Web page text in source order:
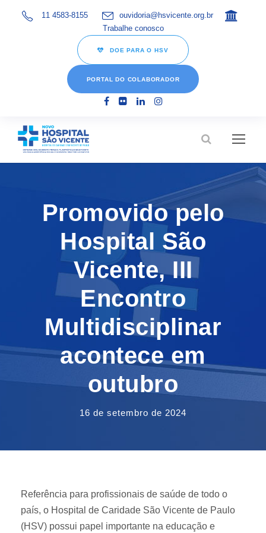
11 4583-8155
ouvidoria@hsvicente.org.br
Trabalhe conosco
DOE PARA O HSV
PORTAL DO COLABORADOR
Promovido pelo
Hospital São
Vicente, III
Encontro
Multidisciplinar
acontece em
outubro
16 de setembro de 2024
Referência para profissionais de saúde de todo o
país, o Hospital de Caridade São Vicente de Paulo
(HSV) possui papel importante na educação e